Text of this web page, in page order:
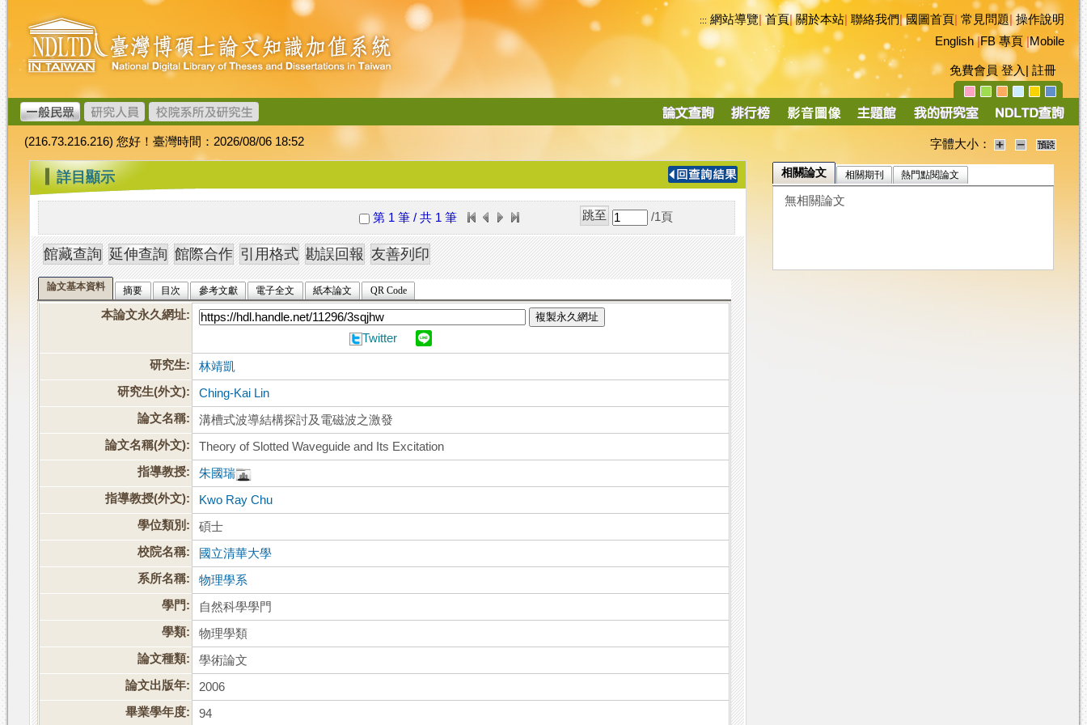
跳
到
主
要
內
容
臺
灣
博
碩
士
論
文
加
值
系
統
::: 網站導覽|首頁|關於本站 聯絡我們|國圖首頁 常見問題|操作說明
English|FB 專頁|Mobile
免費會員 登入 註冊
導
(216.73.216.216) 您好！臺灣時間：2026/08/06 18:52 字體大小：
::: 詳目顯示
第 1 筆 / 共 1 筆 /1 頁
論文基本資料 摘要 目次 參考文獻 電子全文 紙本論文 QR Code
本論文永久網址: 複製永久網址
Twitter
研究生:
林靖凱
研究生(外文):
Ching-Kai Lin
論文名稱:
溝槽式波導結構探討及電磁波之激發
論文名稱(外文):
Theory of Slotted Waveguide and Its Excitation
指導教授:
朱國瑞
指導教授(外文):
Kwo Ray Chu
學位類別:
碩士
校院名稱:
國立清華大學
系所名稱:
物理學系
學門:
自然科學學門
學類:
物理學類
論文種類:
學術論文
論文出版年:
2006
畢業學年度:
94
相關論文 相關期刊 熱門點閱論文
無相關論文